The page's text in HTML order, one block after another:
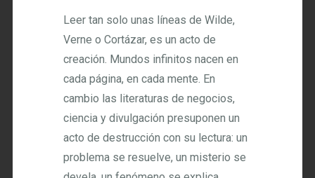
Leer tan solo unas líneas de Wilde,
Verne o Cortázar, es un acto de
creación. Mundos infinitos nacen en
cada página, en cada mente. En
cambio las literaturas de negocios,
ciencia y divulgación presuponen un
acto de destrucción con su lectura: un
problema se resuelve, un misterio se